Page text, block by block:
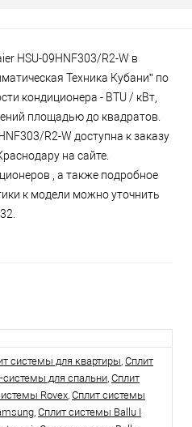
HSU-09HNF303/R2-W в
Техника Кубани” по
кондиционера - BTU / кВт,
площадью до квадратов.
R2-W доступна к заказу
на сайте.
, а также подробное
к модели можно уточнить
системы для квартиры, Сплит
системы для спальни, Сплит
Rovex, Сплит системы
, Сплит системы Ballu I